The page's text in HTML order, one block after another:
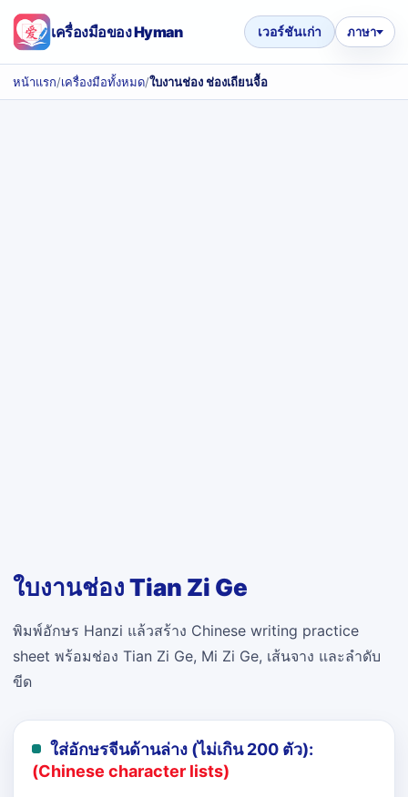
เครื่องมือของ Hyman เวอร์ชันเก่า ภาษา
หน้าแรก/เครื่องมือทั้งหมด/ใบงานช่อง ช่องเถียนจื้อ
ใบงานช่อง Tian Zi Ge
พิมพ์อักษร Hanzi แล้วสร้าง Chinese writing practice
sheet พร้อมช่อง Tian Zi Ge, Mi Zi Ge, เส้นจาง และลำดับ
ขีด
ใส่อักษรจีนด้านล่าง (ไม่เกิน 200 ตัว):
(Chinese character lists)